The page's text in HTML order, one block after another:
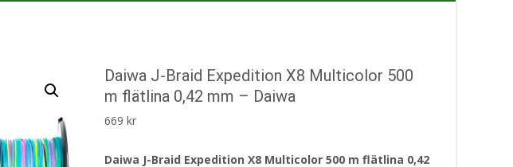
Daiwa J-Braid Expedition X8 Multicolor 500
m flätlina 0,42 mm – Daiwa
669kr
Daiwa J-Braid Expedition X8 Multicolor 500 m flätlina 0,42